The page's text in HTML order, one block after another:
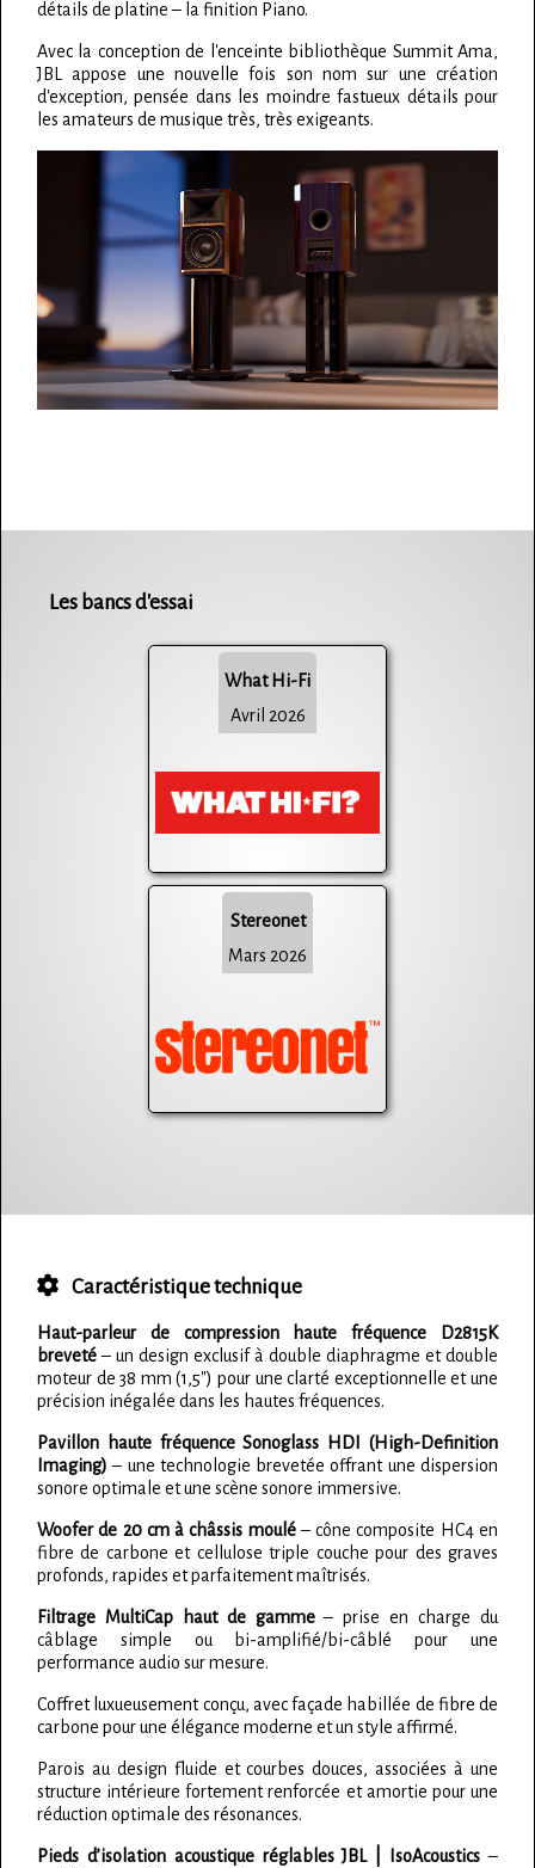
détails de platine – la finition Piano.
Avec la conception de l'enceinte bibliothèque Summit Ama,
JBL appose une nouvelle fois son nom sur une création
d'exception, pensée dans les moindre fastueux détails pour
les amateurs de musique très, très exigeants.
Les bancs d'essai
What Hi-Fi
Avril 2026
Stereonet
Mars 2026
Caractéristique technique
Haut-parleur de compression haute fréquence D2815K
breveté– un design exclusif à double diaphragme et double
moteur de 38 mm (1,5") pour une clarté exceptionnelle et une
précision inégalée dans les hautes fréquences.
Pavillon haute fréquence Sonoglass HDI (High-Definition
Imaging) – une technologie brevetée offrant une dispersion
sonore optimale et une scène sonore immersive.
Woofer de 20 cm à châssis moulé– cône composite HC4 en
fibre de carbone et cellulose triple couche pour des graves
profonds, rapides et parfaitement maîtrisés.
Filtrage MultiCap haut de gamme– prise en charge du
câblage simple ou bi-amplifié/bi-câblé pour une
performance audio sur mesure.
Coffret luxueusement conçu, avec façade habillée de fibre de
carbone pour une élégance moderne et un style affirmé.
Parois au design fluide et courbes douces, associées à une
structure intérieure fortement renforcée et amortie pour une
réduction optimale des résonances.
Pieds d’isolation acoustique réglables JBL | IsoAcoustics –